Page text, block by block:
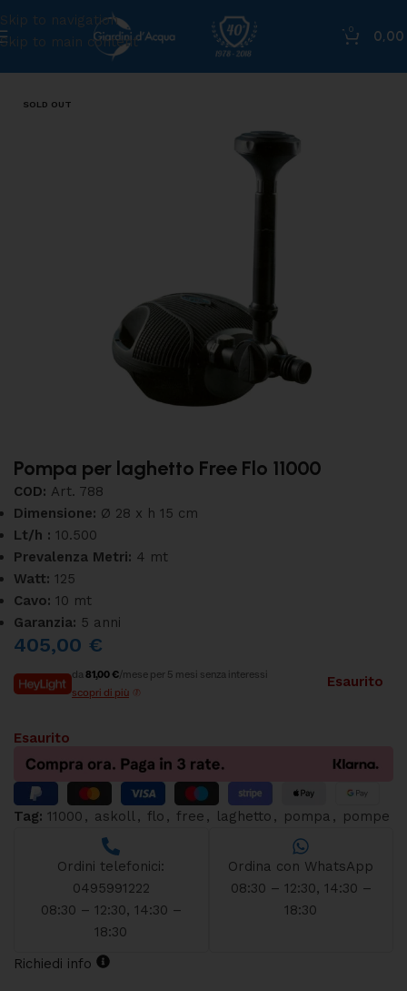
Skip to navigation
Skip to main content
0
0,00
SOLD OUT
Pompa per laghetto Free Flo 11000
COD: Art. 788
Dimensione: Ø 28 x h 15 cm
Lt/h : 10.500
Prevalenza Metri: 4 mt
Watt: 125
Cavo: 10 mt
Garanzia: 5 anni
405,00 €
da 81,00 €/mese per 5 mesi senza interessi
scopri di più
Esaurito
Esaurito
Tag: 11000 , askoll, flo , free , laghetto , pompa , pompe
Ordini telefonici:
0495991222
08:30 – 12:30, 14:30 –
18:30
Ordina con WhatsApp
08:30 – 12:30, 14:30 –
18:30
Richiedi info